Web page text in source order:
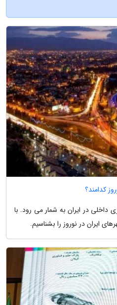
کدامند؟
داخلی در ایران به شمار می رود. با
ایران در نوروز را بشناسیم.